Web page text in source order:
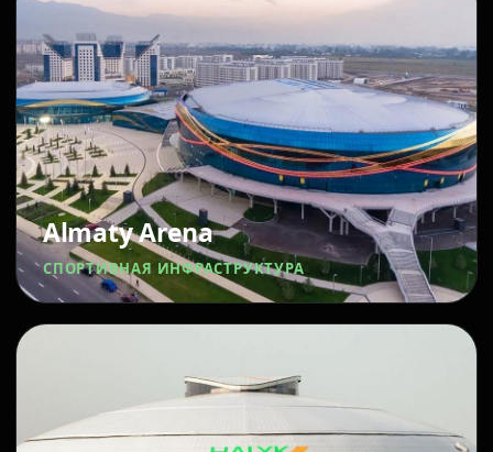
Almaty Arena
СПОРТИВНАЯ ИНФРАСТРУКТУРА